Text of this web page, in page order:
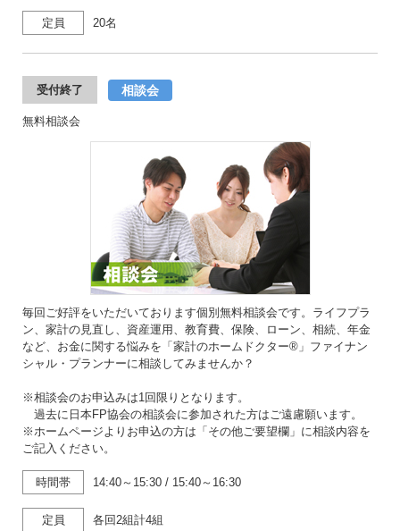
定員 20名
受付終了 相談会
無料相談会
毎回ご好評をいただいております個別無料相談会です。ライフプラ
ン、家計の見直し、資産運用、教育費、保険、ローン、相続、年金
など、お金に関する悩みを「家計のホームドクター®」ファイナン
シャル・プランナーに相談してみませんか？
※相談会のお申込みは1回限りとなります。
過去に日本FP協会の相談会に参加された方はご遠慮願います。
※ホームページよりお申込の方は「その他ご要望欄」に相談内容を
ご記入ください。
時間帯 14:40～15:30 / 15:40～16:30
定員 各回2組計4組